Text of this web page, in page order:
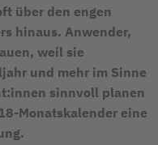
über den engen
hinaus. Anwender,
weil sie
und mehr im Sinne
sinnvoll planen
Monatskalender eine